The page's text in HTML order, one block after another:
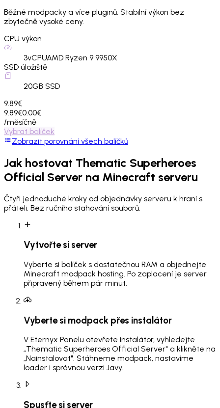
Běžné modpacky a více pluginů. Stabilní výkon bez
zbytečně vysoké ceny.
CPU výkon
3vCPUAMD Ryzen 9 9950X
SSD úložiště
20GB SSD
9.89€
9.89€0.00€
/měsíčně
Vybrat balíček
Zobrazit porovnání všech balíčků
Jak hostovat Thematic Superheroes
Official Server na Minecraft serveru
Čtyři jednoduché kroky od objednávky serveru k hraní s
přáteli. Bez ručního stahování souborů.
Vytvořte si server
Vyberte si balíček s dostatečnou RAM a objednejte
Minecraft modpack hosting. Po zaplacení je server
připravený během pár minut.
Vyberte si modpack přes instalátor
V Eternyx Panelu otevřete instalátor, vyhledejte
„Thematic Superheroes Official Server" a klikněte na
„Nainstalovat". Stáhneme modpack, nastavíme
loader i správnou verzi Javy.
Spusťte si server